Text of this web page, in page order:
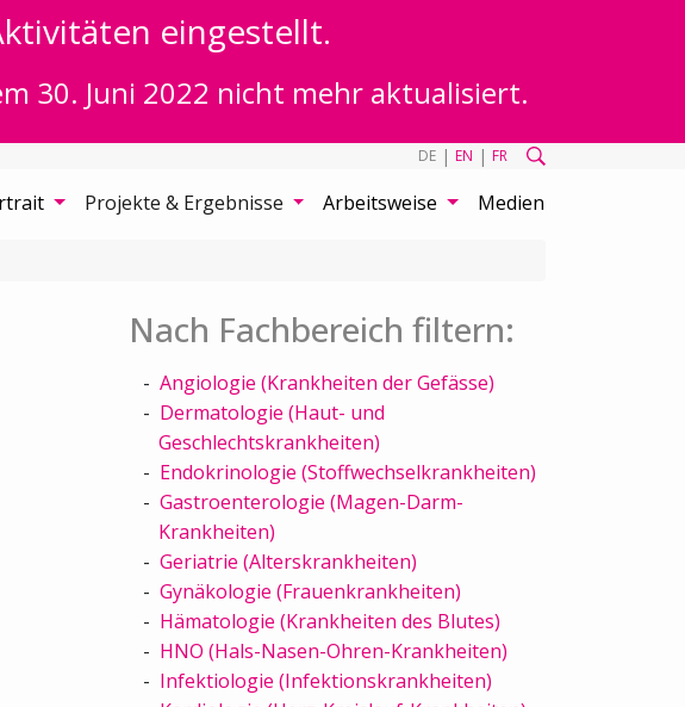
eingestellt.
30. Juni 2022 nicht mehr aktualisiert.
DE | EN | FR
Projekte & Ergebnisse Arbeitsweise Medien
Nach Fachbereich filtern:
Angiologie (Krankheiten der Gefässe)
Dermatologie (Haut- und
Geschlechtskrankheiten)
Endokrinologie (Stoffwechselkrankheiten)
Gastroenterologie (Magen-Darm-
Krankheiten)
Geriatrie (Alterskrankheiten)
Gynäkologie (Frauenkrankheiten)
Hämatologie (Krankheiten des Blutes)
HNO (Hals-Nasen-Ohren-Krankheiten)
Infektiologie (Infektionskrankheiten)